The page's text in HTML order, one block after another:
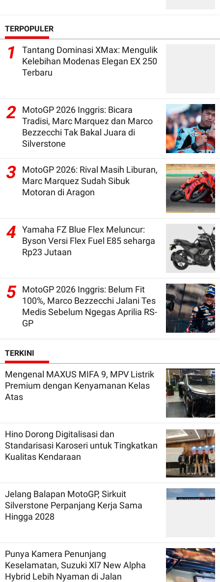
TERPOPULER
1
Tantang Dominasi XMax: Mengulik
Kelebihan Modenas Elegan EX 250
Terbaru
2
MotoGP 2026 Inggris: Bicara
Tradisi, Marc Marquez dan Marco
Bezzecchi Tak Bakal Juara di
Silverstone
3
MotoGP 2026: Rival Masih Liburan,
Marc Marquez Sudah Sibuk
Motoran di Aragon
4
Yamaha FZ Blue Flex Meluncur:
Byson Versi Flex Fuel E85 seharga
Rp23 Jutaan
5 MotoGP 2026 Inggris: Belum Fit
100%, Marco Bezzecchi Jalani Tes
Medis Sebelum Ngegas Aprilia RS-
GP
TERKINI
Mengenal MAXUS MIFA 9, MPV Listrik
Premium dengan Kenyamanan Kelas
Atas
Hino Dorong Digitalisasi dan
Standarisasi Karoseri untuk Tingkatkan
Kualitas Kendaraan
Jelang Balapan MotoGP, Sirkuit
Silverstone Perpanjang Kerja Sama
Hingga 2028
Punya Kamera Penunjang
Keselamatan, Suzuki Xl7 New Alpha
Hybrid Lebih Nyaman di Jalan